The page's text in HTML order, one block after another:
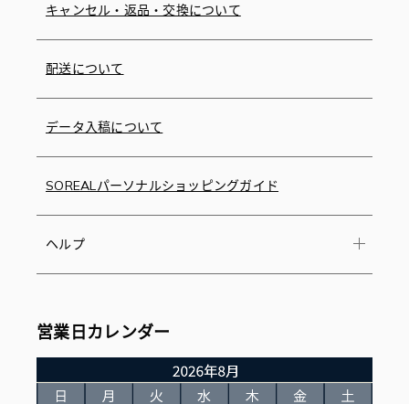
キャンセル・返品・交換について
配送について
データ入稿について
SOREALパーソナルショッピングガイド
ヘルプ
営業日カレンダー